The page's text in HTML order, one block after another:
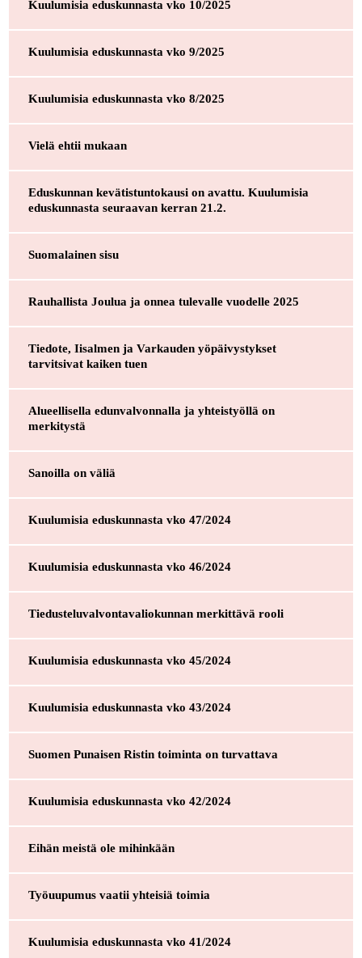
Kuulumisia eduskunnasta vko 10/2025
Kuulumisia eduskunnasta vko 9/2025
Kuulumisia eduskunnasta vko 8/2025
Vielä ehtii mukaan
Eduskunnan kevätistuntokausi on avattu. Kuulumisia
eduskunnasta seuraavan kerran 21.2.
Suomalainen sisu
Rauhallista Joulua ja onnea tulevalle vuodelle 2025
Tiedote, Iisalmen ja Varkauden yöpäivystykset
tarvitsivat kaiken tuen
Alueellisella edunvalvonnalla ja yhteistyöllä on
merkitystä
Sanoilla on väliä
Kuulumisia eduskunnasta vko 47/2024
Kuulumisia eduskunnasta vko 46/2024
Tiedusteluvalvontavaliokunnan merkittävä rooli
Kuulumisia eduskunnasta vko 45/2024
Kuulumisia eduskunnasta vko 43/2024
Suomen Punaisen Ristin toiminta on turvattava
Kuulumisia eduskunnasta vko 42/2024
Eihän meistä ole mihinkään
Työuupumus vaatii yhteisiä toimia
Kuulumisia eduskunnasta vko 41/2024